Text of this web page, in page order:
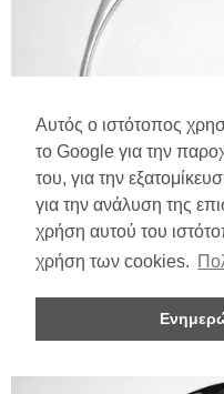
Αυτός ο ιστότοπος
το Google για την
του, για την
για την ανάλυση της
χρήση αυτού του
χρήση των cookies.